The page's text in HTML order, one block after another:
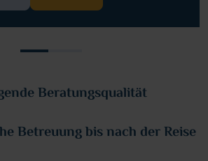
Beratungsqualität
Betreuung bis nach der Reise